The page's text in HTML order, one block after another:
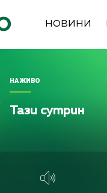
НОВИНИ
НА ЖИВО
Тази сутрин